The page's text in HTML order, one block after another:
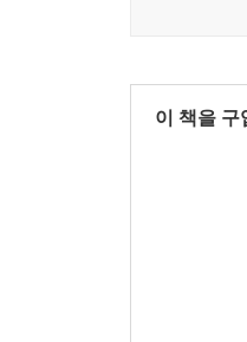
이 책을 구